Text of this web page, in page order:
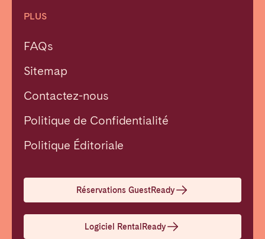
PLUS
FAQs
Sitemap
Contactez-nous
Politique de Confidentialité
Politique Éditoriale
Réservations GuestReady
Logiciel RentalReady
Choisir la langue
English